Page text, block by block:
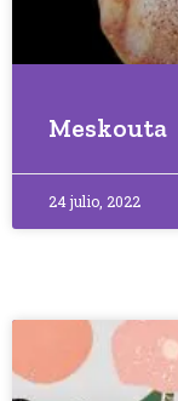
Meskouta
24 julio, 2022